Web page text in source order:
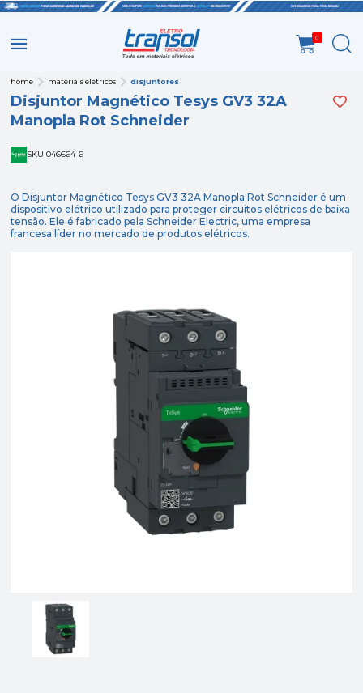
0
home materiais elétricos disjuntores
Disjuntor Magnético Tesys GV3 32A
Manopla Rot Schneider
SKU 046664-6
O Disjuntor Magnético Tesys GV3 32A Manopla Rot Schneider é um
dispositivo elétrico utilizado para proteger circuitos elétricos de baixa
tensão. Ele é fabricado pela Schneider Electric, uma empresa
francesa líder no mercado de produtos elétricos.